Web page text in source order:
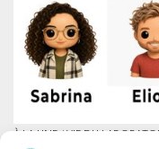
À LA UNE /VIE DU
IRCELYON LANCE SON